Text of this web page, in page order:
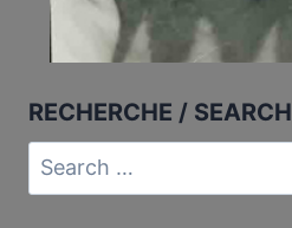
RECHERCHE / SEARCH
Search
for: